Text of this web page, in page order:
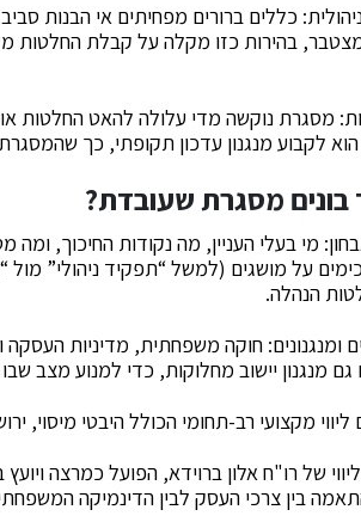
כללים ברורים מפחיתים אי הבנות
מצטבר, בהירות כזו מקלה על קבלת החלטות
מסגרת נוקשה מדי עלולה להאט החלטות
לקבוע מנגנון עדכון תקופתי, כך
בונים מסגרת שעובדת?
על מושגים (למשל “תפקיד ניהולי”
הנהלה.
חוקה משפחתית, מדיניות העסקה
מנגנון יישוב מחלוקות, כדי למנוע מצב
מקצועי רב-תחומי הכולל היבטי מיסוי,
של רו"ח אלון ברוידא, הפועל כמרצה
בין צרכי העסק לבין הדינמיקה